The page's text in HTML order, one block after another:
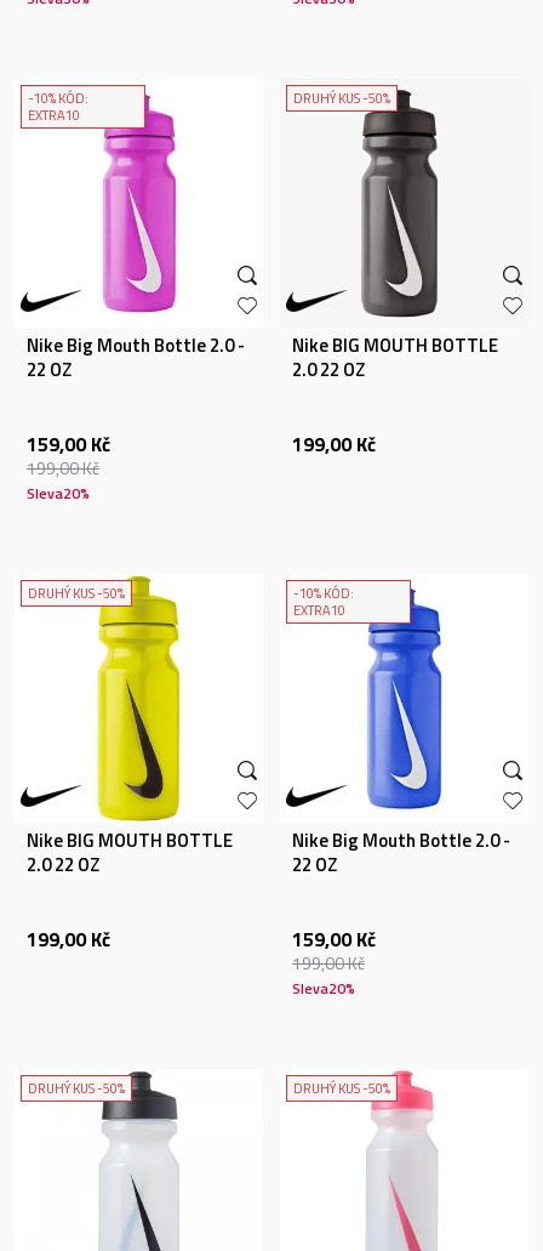
-10% KÓD:
EXTRA10
Nike Big Mouth Bottle 2.0 -
22 OZ
159,00 Kč
199,00Kč
Sleva20%
DRUHÝ KUS -50%
Nike BIG MOUTH BOTTLE
2.0 22 OZ
199,00 Kč
DRUHÝ KUS -50%
Nike BIG MOUTH BOTTLE
2.0 22 OZ
199,00 Kč
-10% KÓD:
EXTRA10
Nike Big Mouth Bottle 2.0 -
22 OZ
159,00 Kč
199,00Kč
Sleva20%
DRUHÝ KUS -50% DRUHÝ KUS -50%